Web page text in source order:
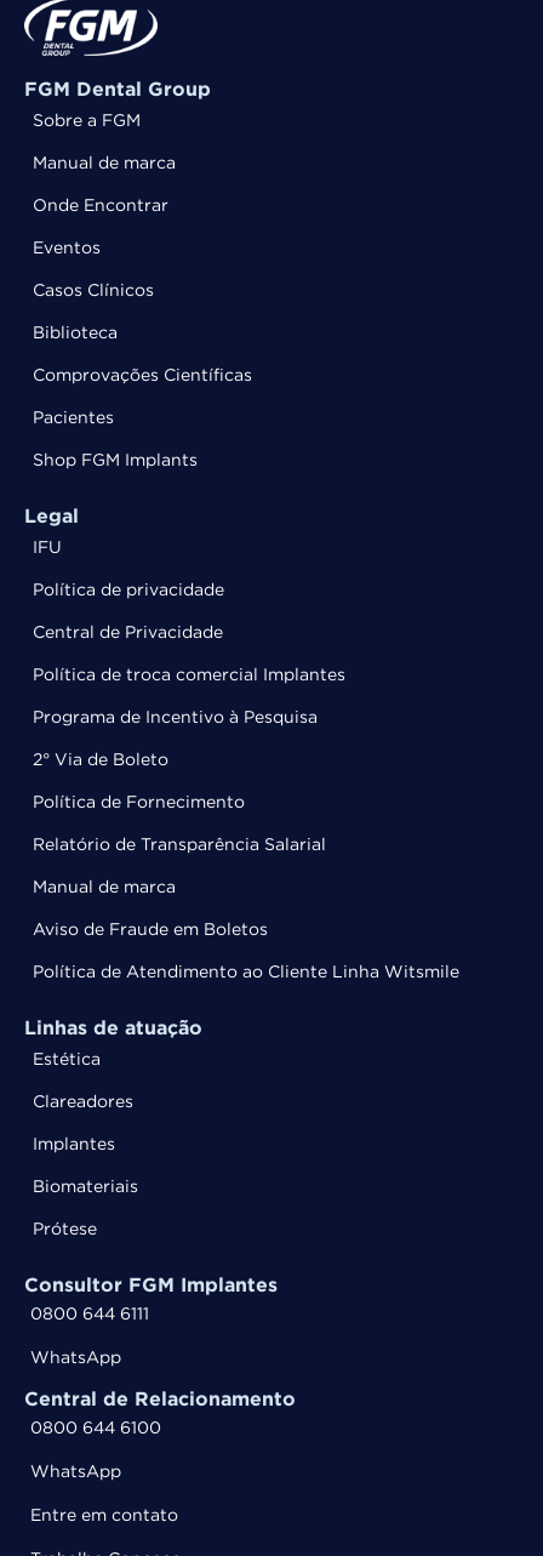
FGM Dental Group
Sobre a FGM
Manual de marca
Onde Encontrar
Eventos
Casos Clínicos
Biblioteca
Comprovações Científicas
Pacientes
Shop FGM Implants
Legal
IFU
Política de privacidade
Central de Privacidade
Política de troca comercial Implantes
Programa de Incentivo à Pesquisa
2° Via de Boleto
Política de Fornecimento
Relatório de Transparência Salarial
Manual de marca
Aviso de Fraude em Boletos
Política de Atendimento ao Cliente Linha Witsmile
Linhas de atuação
Estética
Clareadores
Implantes
Biomateriais
Prótese
Consultor FGM Implantes
0800 644 6111
WhatsApp
Central de Relacionamento
0800 644 6100
WhatsApp
Entre em contato